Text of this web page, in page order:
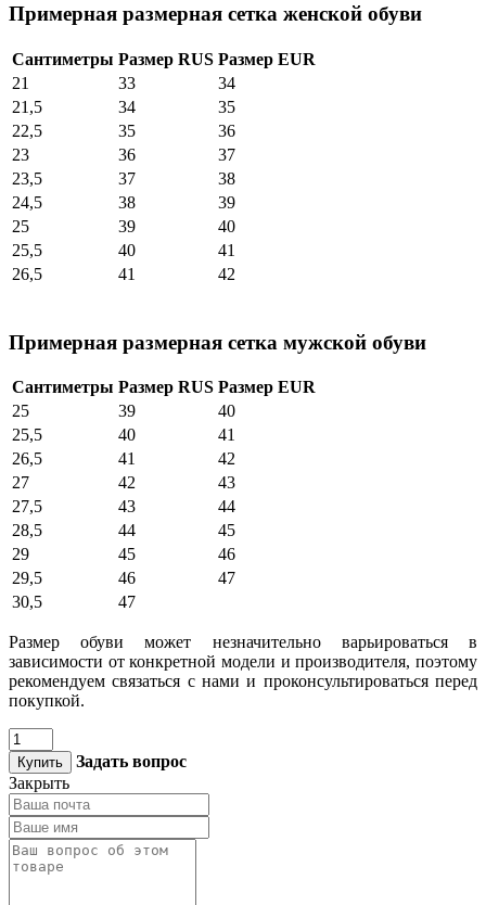
Примерная размерная сетка женской обуви
Сантиметры Размер RUS Размер EUR
21
33
34
21,5
34
35
22,5
35
36
23
36
37
23,5
37
38
24,5
38
39
25
39
40
25,5
40
41
26,5
41 42
Примерная размерная сетка мужской обуви
Сантиметры Размер RUS Размер EUR
25
39
40
25,5
40
41
26,5
41
42
27
42
43
27,5
43
44
28,5
44
45
29
45
46
29,5
46
47
30,5
47
Размер обуви может незначительно варьироваться в
зависимости от конкретной модели и производителя, поэтому
рекомендуем связаться с нами и проконсультироваться перед
покупкой.
Купить
Задать вопрос
Закрыть